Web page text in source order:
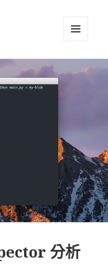
小工具
分析